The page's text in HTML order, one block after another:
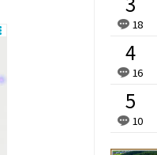
18
16
10